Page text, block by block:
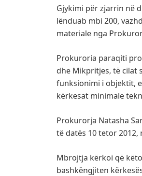
Gjykimi për zjarrin në
lënduab mbi 200,
materiale nga
Prokuroria paraqiti
dhe Mikpritjes, të cilat
funksionimi i objektit,
kërkesat minimale
Prokurorja Natasha
të datës 10 tetor 2012,
Mbrojtja kërkoi që
bashkëngjiten